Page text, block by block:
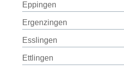
Eppingen
Ergenzingen
Esslingen
Ettlingen